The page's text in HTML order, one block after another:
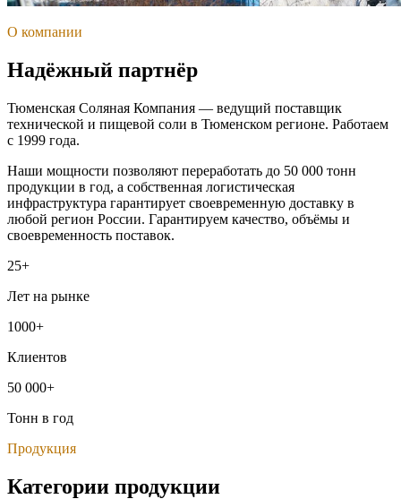
О компании
Надёжный партнёр
Тюменская Соляная Компания — ведущий поставщик
технической и пищевой соли в Тюменском регионе. Работаем
с 1999 года.
Наши мощности позволяют переработать до 50 000 тонн
продукции в год, а собственная логистическая
инфраструктура гарантирует своевременную доставку в
любой регион России. Гарантируем качество, объёмы и
своевременность поставок.
25+
Лет на рынке
1000+
Клиентов
50 000+
Тонн в год
Продукция
Категории продукции